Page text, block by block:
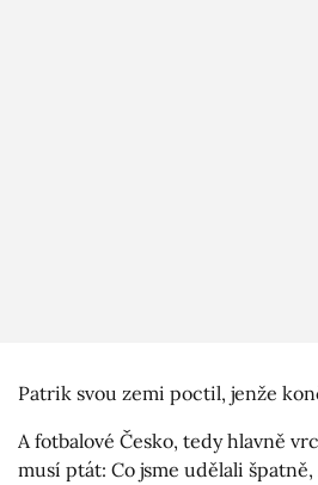
Patrik svou zemi poctil, jenže
A fotbalové Česko, tedy hlavně
musí ptát: Co jsme udělali